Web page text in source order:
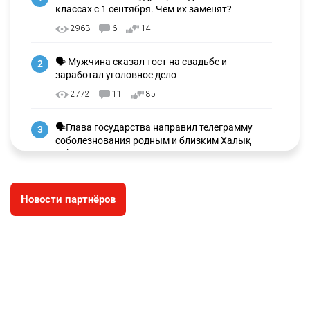
классах с 1 сентября. Чем их заменят?
2963 6 14
2
🗣 Мужчина сказал тост на свадьбе и
заработал уголовное дело
2772 11 85
3
🗣Глава государства направил телеграмму
соболезнования родным и близким Халық
қаһарманы Ивана Гапича
🇫🇷 Клуб ПСЖ объявил об открытии своей
футбольной академии в Астане
Новости партнёров